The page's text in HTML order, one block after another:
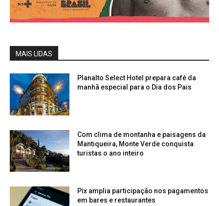
MAIS LIDAS
Planalto Select Hotel prepara café da
manhã especial para o Dia dos Pais
Com clima de montanha e paisagens da
Mantiqueira, Monte Verde conquista
turistas o ano inteiro
Pix amplia participação nos pagamentos
em bares e restaurantes